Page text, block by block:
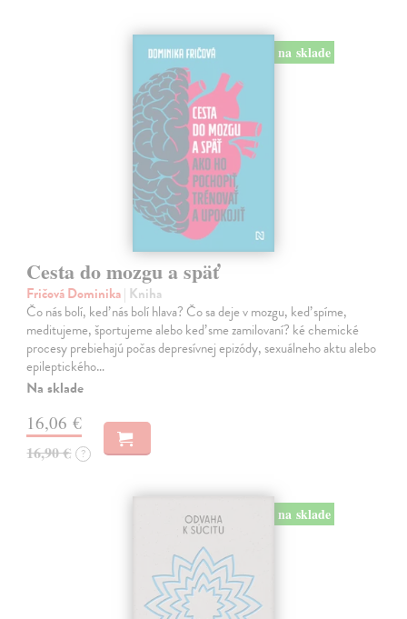
na sklade
Cesta do mozgu a späť
Fričová Dominika| Kniha
Čo nás bolí, keď nás bolí hlava? Čo sa deje v mozgu, keď spíme,
meditujeme, športujeme alebo keď sme zamilovaní? ké chemické
procesy prebiehajú počas depresívnej epizódy, sexuálneho aktu alebo
epileptického…
Na sklade
16,06 €
16,90 € ?
na sklade